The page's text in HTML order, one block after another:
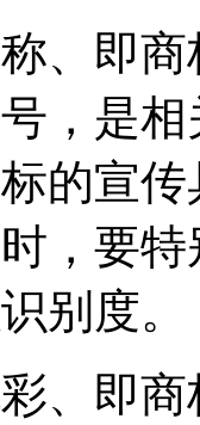
、即
，是
的宣
，要
别度。
、即